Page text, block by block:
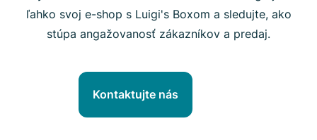
ľahko svoj e-shop s Luigi's Boxom a sledujte, ako
stúpa angažovanosť zákazníkov a predaj.
Kontaktujte nás